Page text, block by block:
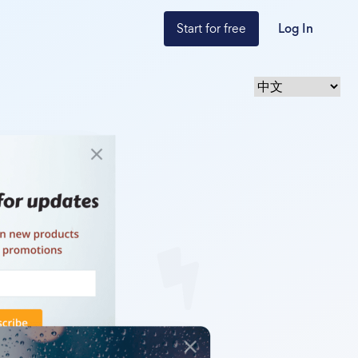
Start for free Log In